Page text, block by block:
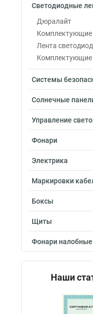
Светодиодные
Дюралайт
Комплектующие
Лента
Комплектующие
Системы
Солнечные
Управление
Фонари
Электрика
Маркировки
Боксы
Щиты
Фонари налобные
Наши